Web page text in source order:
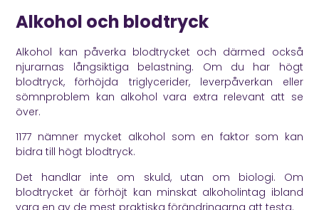
Alkohol och blodtryck
Alkohol kan påverka blodtrycket och därmed också
njurarnas långsiktiga belastning. Om du har högt
blodtryck, förhöjda triglycerider, leverpåverkan eller
sömnproblem kan alkohol vara extra relevant att se
över.
1177 nämner mycket alkohol som en faktor som kan
bidra till högt blodtryck.
Det handlar inte om skuld, utan om biologi. Om
blodtrycket är förhöjt kan minskat alkoholintag ibland
vara en av de mest praktiska förändringarna att testa.